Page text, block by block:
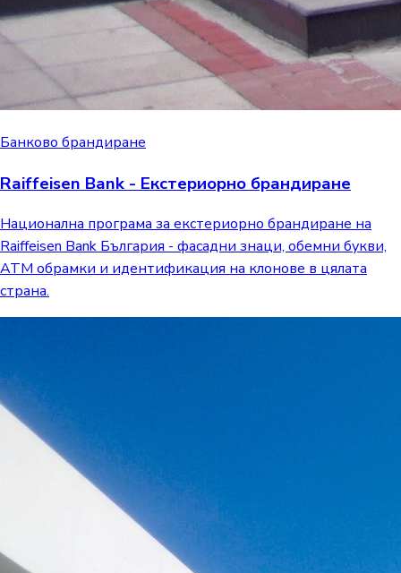
Банково брандиране
Raiffeisen Bank - Екстериорно брандиране
Национална програма за екстериорно брандиране на
Raiffeisen Bank България - фасадни знаци, обемни букви,
ATM обрамки и идентификация на клонове в цялата
страна.